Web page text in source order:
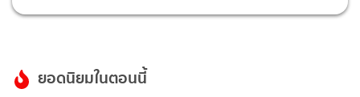
ยอดนิยมในตอนนี้